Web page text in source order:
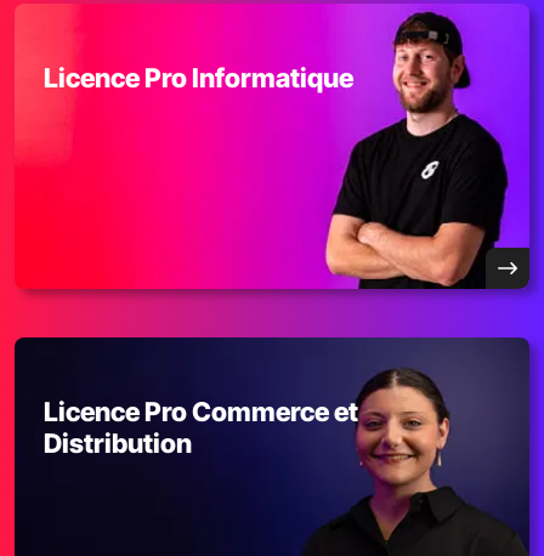
Licence Pro Informatique
Licence Pro Commerce et
Distribution